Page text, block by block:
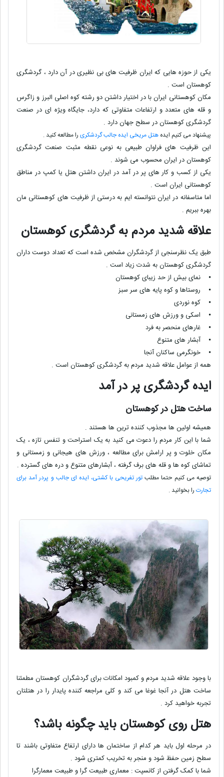
یکی از حوزه هایی که ایران ظرفیت های بی نظیری در آن دارد ، گردشگری
کوهستان است .
مکان کوهستانی ایران با در اختیار داشتن دو رشته کوه اصلی البرز و زاگرس
و قله های متعدد و ارتفاعات متفاوتی که دارد، جایگاه ویژه ‌ای در صنعت
گردشگری کوهستان در سطح جهان دارد .
پیشنهاد می کنیم ایده هتل مریخی ایده جالب گردشکری را مطالعه کنید .
این ظرفیت های فراوان طبیعی به نوعی نقطه مثبت صنعت گردشگری
کوهستان در ایران محسوب می‌ شوند .
یکی از کسب و کار های پر در آمد در ایران داشتن هتل یا کمپ در مناطق
کوهستانی ایران است .
اما متاسفانه در ایران نتوانسته ایم به درستی از ظرفیت های کوهستانی مان
بهره ببریم .
علاقه شدید مردم به گردشگری کوهستان
طبق یک نظرسنجی از گردشگران مشخص شده است که تعداد دوست داران
گردشگری کوهستان به شدت زیاد است .
⦁
نمای بیش از حد زیبای کوهستان
⦁
روستاها و کوه پایه های سر سبز
⦁
کوه نوردی
⦁
اسکی و ورزش های زمستانی
⦁
غارهای منحصر به فرد
⦁
آبشار های متنوع
⦁
خونگرمی ساکنان آنجا
همه از عوامل علاقه شدید مردم به گردشگری کوهستان است .
ایده گردشگری پر در آمد
ساخت هتل در کوهستان
همیشه اولین ها مجذوب کننده ترین ها هستند .
شما با این کار مردم را دعوت می کنید به یک استراحت و تنفس تازه ، یک
مکان خلوت و پر ارامش برای مطالعه ، ورزش های هیجانی و زمستانی و
تماشای کوه ها و قله های برف گرفته ، آبشارهای متنوع و دره های گسترده .
توصیه می کنیم حتما مطلبتور تفریحی با کشتی، ایده ای جالب و پردر آمد برای
تجارت را بخوانید .
با وجود علاقه شدید مردم و کمبود امکانات برای گردشگران کوهستان مطمئنا
ساخت هتل در آنجا غوغا می کند و کلی مراجعه کننده پایدار را در هتلتان
تجربه خواهید کرد .
هتل روی کوهستان باید چگونه باشد؟
در مرحله اول باید هر کدام از ساختمان ها دارای ارتفاع متفاوتی باشند تا
سطح زمین حفظ شود و منجر به تخریب کمتری شود .
شما با کمک گرفتن از کانسپت : معماری طبیعت گرا و طبیعت معمارگرا